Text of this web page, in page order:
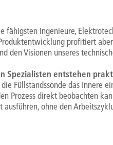
fähigsten Ingenieure,
profitiert
den Visionen unseres
Spezialisten entstehen
Füllstandssonde das Innere
Prozess direkt beobachten
ohne den